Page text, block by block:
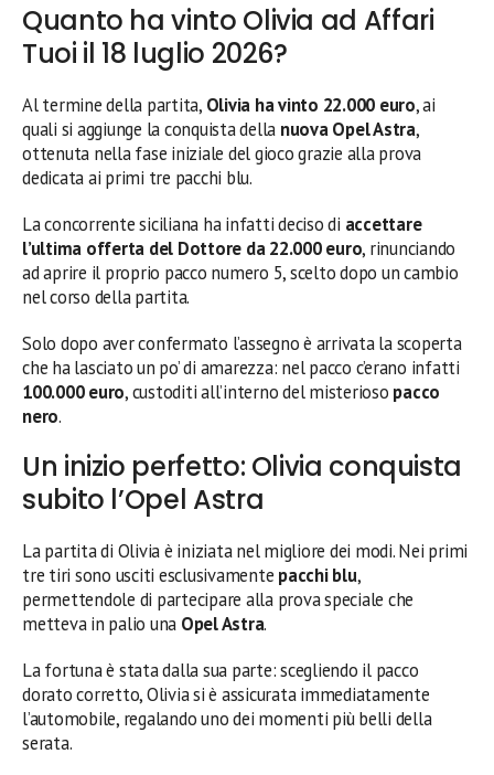
Quanto ha vinto Olivia ad Affari
Tuoi il 18 luglio 2026?
Al termine della partita, Olivia ha vinto 22.000 euro, ai
quali si aggiunge la conquista della nuova Opel Astra,
ottenuta nella fase iniziale del gioco grazie alla prova
dedicata ai primi tre pacchi blu.
La concorrente siciliana ha infatti deciso di accettare
l’ultima offerta del Dottore da 22.000 euro, rinunciando
ad aprire il proprio pacco numero 5, scelto dopo un cambio
nel corso della partita.
Solo dopo aver confermato l’assegno è arrivata la scoperta
che ha lasciato un po’ di amarezza: nel pacco c’erano infatti
100.000 euro, custoditi all’interno del misterioso pacco
nero.
Un inizio perfetto: Olivia conquista
subito l’Opel Astra
La partita di Olivia è iniziata nel migliore dei modi. Nei primi
tre tiri sono usciti esclusivamente pacchi blu,
permettendole di partecipare alla prova speciale che
metteva in palio una Opel Astra.
La fortuna è stata dalla sua parte: scegliendo il pacco
dorato corretto, Olivia si è assicurata immediatamente
l’automobile, regalando uno dei momenti più belli della
serata.